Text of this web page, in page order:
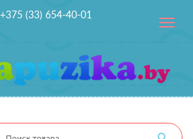
(33) 654-40-01
Toggle